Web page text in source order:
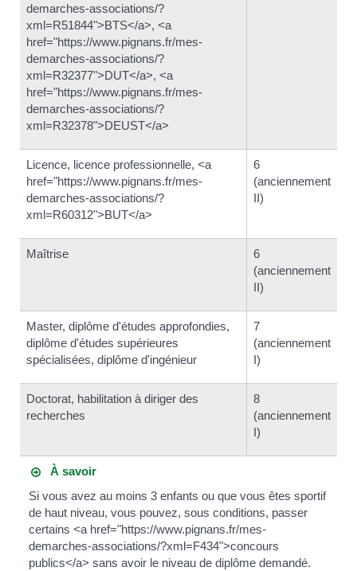
demarches-associations/?
xml=R51844">BTS</a>, <a
href="https://www.pignans.fr/mes-
demarches-associations/?
xml=R32377">DUT</a>, <a
href="https://www.pignans.fr/mes-
demarches-associations/?
xml=R32378">DEUST</a>
Licence, licence professionnelle, <a
href="https://www.pignans.fr/mes-
demarches-associations/?
xml=R60312">BUT</a>
6
(anciennement
II)
Maîtrise
6
(anciennement
II)
Master, diplôme d'études approfondies,
diplôme d'études supérieures
spécialisées, diplôme d'ingénieur
7
(anciennement
I)
Doctorat, habilitation à diriger des
recherches
8
(anciennement
I)
À savoir
Si vous avez au moins 3 enfants ou que vous êtes sportif
de haut niveau, vous pouvez, sous conditions, passer
certains <a href="https://www.pignans.fr/mes-
demarches-associations/?xml=F434">concours
publics</a> sans avoir le niveau de diplôme demandé.